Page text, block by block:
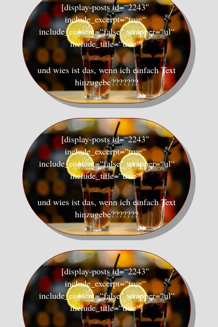
[display-posts id=“2243″
include_excerpt=“true“
include_content=“false“ wrapper=“ul“
include_title=“true“]
und wies ist das, wenn ich einfach Text
hinzugebe???????
[display-posts id=“2243″
include_excerpt=“true“
include_content=“false“ wrapper=“ul“
include_title=“true“]
und wies ist das, wenn ich einfach Text
hinzugebe???????
[display-posts id=“2243″
include_excerpt=“true“
include_content=“false“ wrapper=“ul“
include_title=“true“]